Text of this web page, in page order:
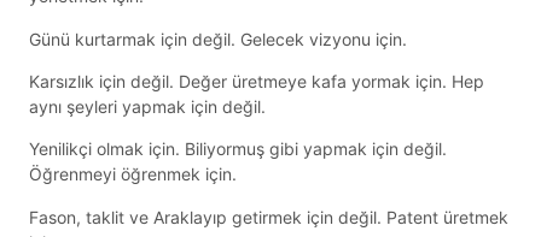
Günü kurtarmak için değil. Gelecek vizyonu için.
Karsızlık için değil. Değer üretmeye kafa yormak için. Hep
aynı şeyleri yapmak için değil.
Yenilikçi olmak için. Biliyormuş gibi yapmak için değil.
Öğrenmeyi öğrenmek için.
Fason, taklit ve Araklayıp getirmek için değil. Patent üretmek